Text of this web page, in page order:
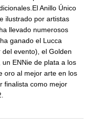
Anillo Único
ilustrado por artistas
llevado numerosos
ganado el Lucca
evento), el Golden
ENNie de plata a los
oro al mejor arte en los
finalista como mejor